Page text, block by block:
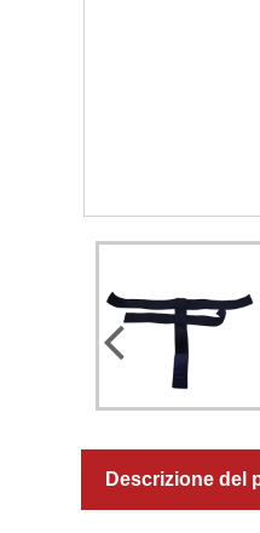
Descrizione del